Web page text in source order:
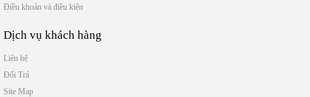
Điều khoản và điều kiện
Dịch vụ khách hàng
Liên hệ
Đổi Trả
Site Map